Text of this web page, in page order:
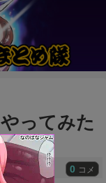
ってみた
0 コメ